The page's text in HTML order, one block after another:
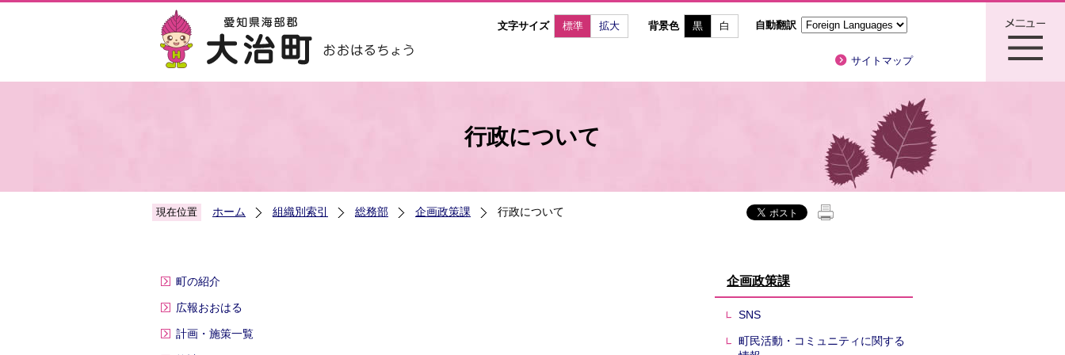
文字サイズ 標準 拡大 背景色 黒 白 自動翻訳
サイトマップ
行政について
現在位置 ホーム 組織別索引 総務部 企画政策課 行政について
町の紹介
広報おおはる
計画・施策一覧
企画政策課
SNS
町民活動・コミュニティに関する